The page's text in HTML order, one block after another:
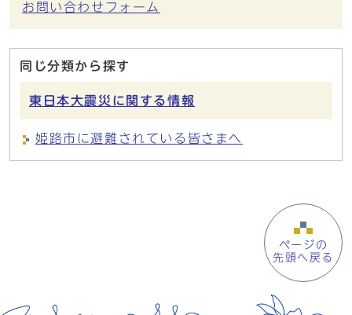
お問い合わせフォーム
同じ分類から探す
東日本大震災に関する情報
姫路市に避難されている皆さまへ
ページの
先頭へ戻る